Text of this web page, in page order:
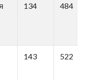
134 484
143 522